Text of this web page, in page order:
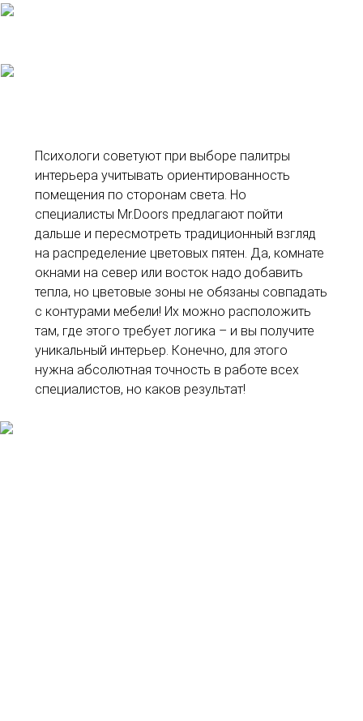
Психологи советуют при выборе палитры
интерьера учитывать ориентированность
помещения по сторонам света. Но
специалисты Mr.Doors предлагают пойти
дальше и пересмотреть традиционный взгляд
на распределение цветовых пятен. Да, комнате
окнами на север или восток надо добавить
тепла, но цветовые зоны не обязаны совпадать
с контурами мебели! Их можно расположить
там, где этого требует логика – и вы получите
уникальный интерьер. Конечно, для этого
нужна абсолютная точность в работе всех
специалистов, но каков результат!